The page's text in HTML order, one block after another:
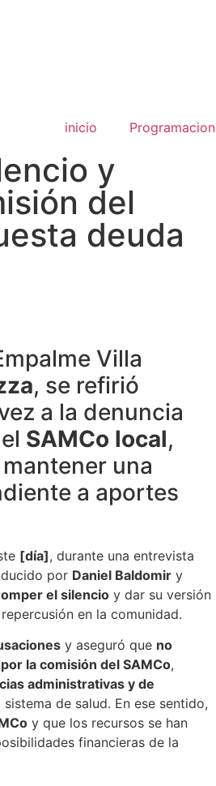
inicio Programacion
y
del
deuda
Villa
, se refirió
a la denuncia
SAMCo local,
una
a aportes
[día], durante una entrevista
por Daniel Baldomir y
el silencio y dar su versión
en la comunidad.
y aseguró que no
la comisión del SAMCo,
administrativas y de
de salud. En ese sentido,
y que los recursos se han
financieras de la